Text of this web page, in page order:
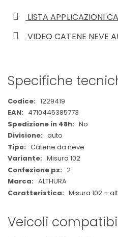
LISTA APPLICAZIONI
VIDEO CATENE NEVE
Specifiche
Maggiori
Informazioni
1229419
4710445385773
No
auto
Catene da neve
Misura 102
2
ALTHURA
Misura 102 +
Veicoli